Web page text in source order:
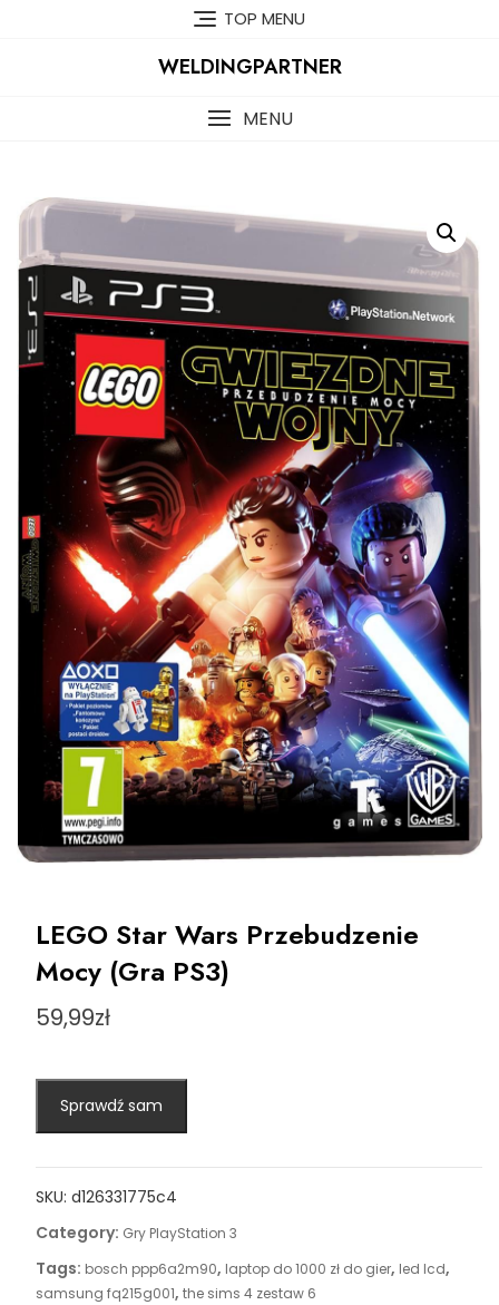
TOP MENU
WELDINGPARTNER
MENU
LEGO Star Wars Przebudzenie
Mocy (Gra PS3)
59,99zł
Sprawdź sam
SKU: d126331775c4
Category: Gry PlayStation 3
Tags: bosch ppp6a2m90, laptop do 1000 zł do gier, led lcd,
samsung fq215g001, the sims 4 zestaw 6